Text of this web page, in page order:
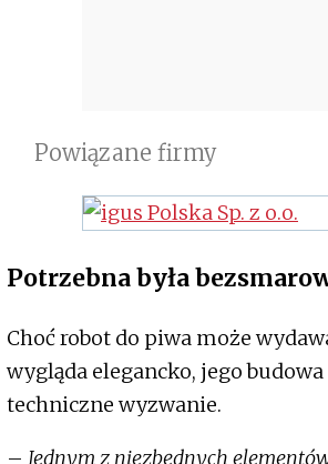
Powiązane firmy
Potrzebna była
Choć robot do piwa może
wygląda elegancko, jego budowa
techniczne wyzwanie.
– Jednym z niezbędnych